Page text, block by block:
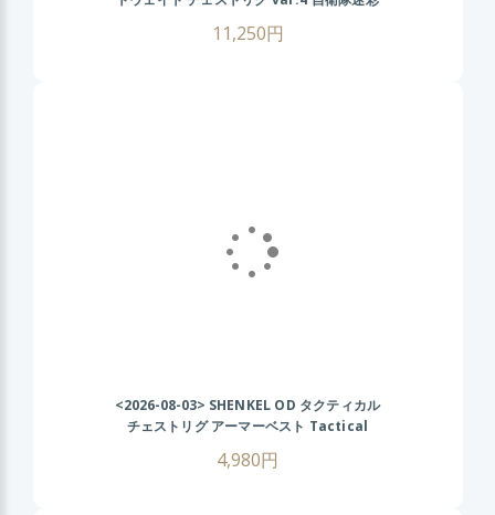
11,250円
<2026-08-03> SHENKEL OD タクティカル
チェストリグ アーマーベスト Tactical
4,980円